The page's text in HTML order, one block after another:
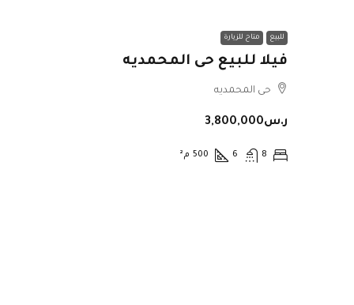
للبيع متاح للزيارة
فيلا للبيع حى المحمديه
حى المحمديه
ر.س3,800,000
8
6
500 م²